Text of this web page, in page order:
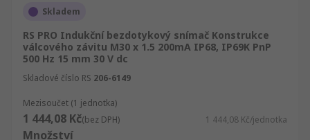
Skladem
RS PRO Indukční bezdotykový snímač Konstrukce
válcového závitu M30 x 1.5 200mA IP68, IP69K PnP
500 Hz 15 mm 30 V dc
Skladové číslo RS 206-6149
Mezisoučet (1 jednotka)
1 444,08 Kč(bez DPH) 1 444,08 Kč/jednotka
Množství